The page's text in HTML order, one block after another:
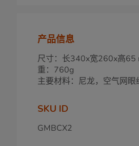
产品信息
尺寸：长340x宽260x高65
重：760g
主要材料：尼龙，空气网眼
SKU ID
GMBCX2